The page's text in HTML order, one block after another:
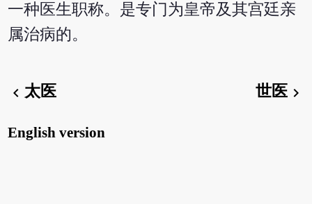
一种医生职称。是专门为皇帝及其宫廷亲
属治病的。
chevron_left太医 世医chevron_right
English version